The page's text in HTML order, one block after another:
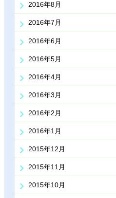
2016年8月
2016年7月
2016年6月
2016年5月
2016年4月
2016年3月
2016年2月
2016年1月
2015年12月
2015年11月
2015年10月